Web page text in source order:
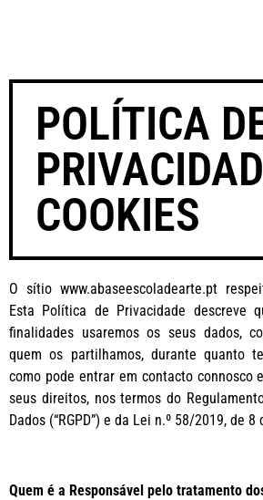
POLÍTICA
COOKIES
O sítio www.abaseescoladearte.pt
Esta Política de Privacidade descreve
finalidades usaremos os seus dados,
quem os partilhamos, durante quanto
como pode entrar em contacto connosco
seus direitos, nos termos do
Dados (“RGPD”) e da Lei n.º 58/2019, de 8
Quem é a Responsável pelo tratamento